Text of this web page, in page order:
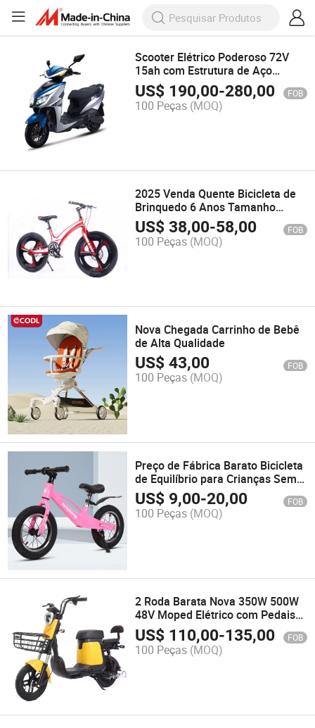
Scooter Elétrico Poderoso 72V
15ah com Estrutura de Aço
Carbono Alta Continuidade 6-
Speed Alarme Antifurto Longa
Duração da Bateria 30-50km/H
US$ 190,00-280,00 FOB
100 Peças (MOQ)
2025 Venda Quente Bicicleta de
Brinquedo 6 Anos Tamanho
Completo 20 Polegada Meninas e
Meninos Banco Traseiro Crianças
Bicicleta Ciclo Infantil
US$38,00-58,00 FOB
100 Peças (MOQ)
Nova Chegada Carrinho de Bebê
de Alta Qualidade
US$43,00 FOB
100 Peças (MOQ)
Preço de Fábrica Barato Bicicleta
de Equilíbrio para Crianças Sem
Pedais
US$ 9,00-20,00 FOB
100 Peças (MOQ)
2 Roda Barata Nova 350W 500W
48V Moped Elétrico com Pedais
Scooter Elétrico Bicicleta Elétrica
US$ 110,00-135,00 FOB
100 Peças (MOQ)